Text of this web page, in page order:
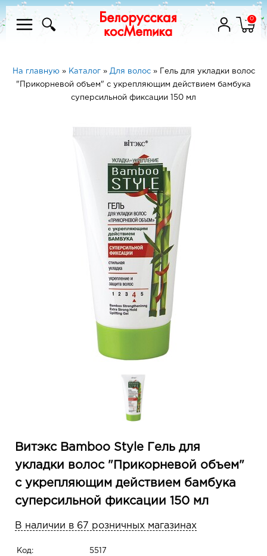
0
На главную» Каталог» Для волос»
Гель для укладки волос
"Прикорневой объем" с укрепляющим действием бамбука
суперсильной фиксации 150 мл
Витэкс Bamboo Style Гель для
укладки волос "Прикорневой объем"
с укрепляющим действием бамбука
суперсильной фиксации 150 мл
В наличии в 67 розничных магазинах
Код: 5517